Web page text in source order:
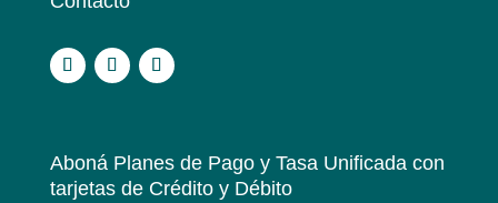
Aboná Planes de Pago y Tasa Unificadacon
tarjetas de Crédito y Débito